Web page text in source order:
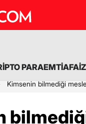
PARAEMTİAFAİZ
Kimsenin bilmediği